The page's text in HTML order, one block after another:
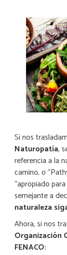
Si nos
Naturopatía,
referencia a la
camino, o
“apropiado
semejante a
naturaleza
Ahora, si nos
Organización
FENACO: